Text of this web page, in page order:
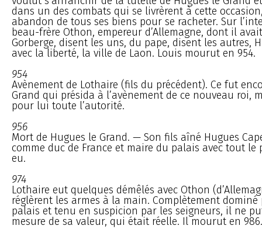
dans un des combats qui se livrèrent à cette
abandon de tous ses biens pour se racheter. Sur
beau-frère Othon, empereur d’Allemagne, dont il
Gorberge, disent les uns, du pape, disent les autres,
avec la liberté, la ville de Laon. Louis mourut en 954.
954
Avènement de Lothaire (fils du précédent). Ce fut
Grand qui présida à l’avènement de ce nouveau roi,
pour lui toute l’autorité.
956
Mort de Hugues le Grand. — Son fils aîné Hugues
comme duc de France et maire du palais avec tout le
eu.
974
Lothaire eut quelques démêlés avec Othon
réglèrent les armes à la main. Complètement
palais et tenu en suspicion par les seigneurs, il ne
mesure de sa valeur, qui était réelle. Il mourut en 986.